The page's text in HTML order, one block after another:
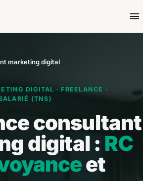
marketing digital
DIGITAL · FREELANCE ·
(TNS)
consultant
digital : RC
et